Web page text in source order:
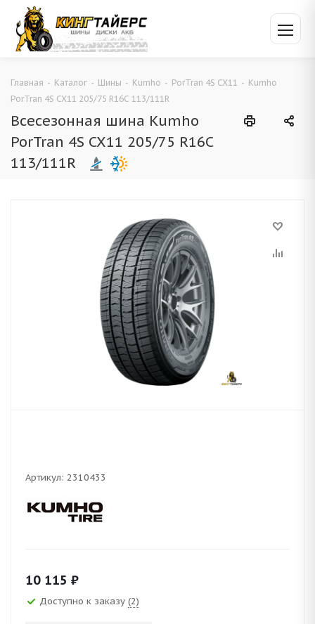
Главная - Каталог - Шины - Kumho - PorTran 4S CX11 - Kumho
PorTran 4S CX11 205/75 R16C 113/111R
Всесезонная шина Kumho
PorTran 4S CX11 205/75 R16C
113/111R
Артикул: 2310433
10 115 ₽
Доступно к заказу (2)